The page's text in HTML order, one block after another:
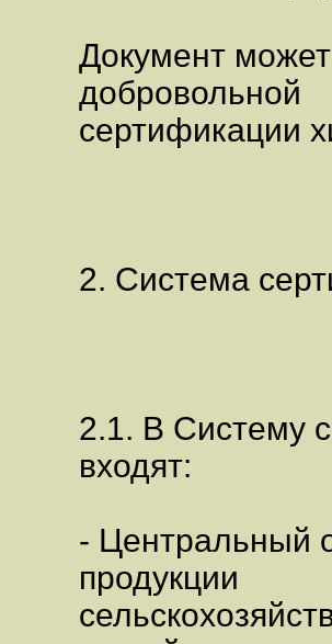
Документ
добровольной
сертификации
2. Система
2.1. В Систему
входят:
- Центральный
продукции